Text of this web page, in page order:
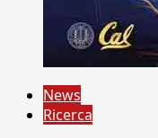
News
Ricerca